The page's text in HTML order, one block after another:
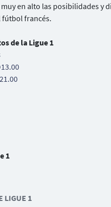
en alto las posibilidades y
fútbol francés.
de la Ligue 1
1
LIGUE 1